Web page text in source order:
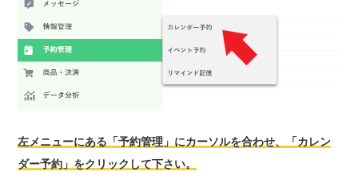
左メニューにある「予約管理」にカーソルを合わせ、「カレン
ダー予約」をクリックして下さい。